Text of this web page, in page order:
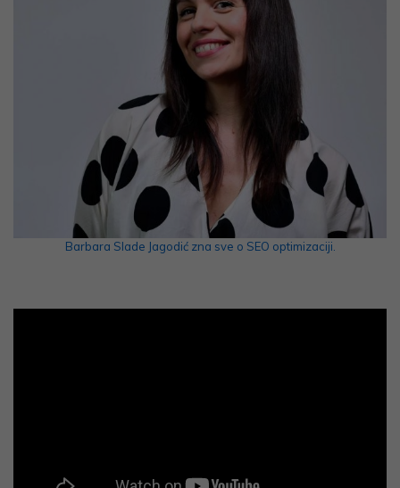
Barbara Slade Jagodić zna sve o SEO optimizaciji.